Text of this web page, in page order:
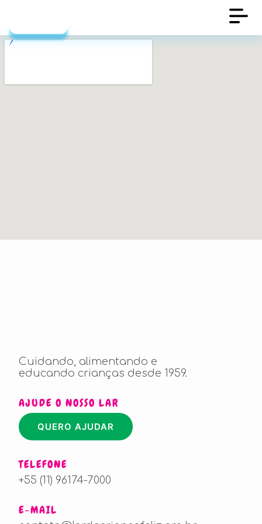
Cuidando, alimentando e
educando crianças desde 1959.
AJUDE O NOSSO LAR
QUERO AJUDAR
TELEFONE
+55 (11) 96174-7000
E-MAIL